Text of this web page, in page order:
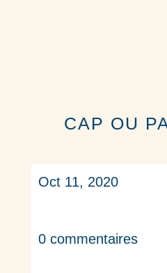
CAP OU
Oct 11, 2020
0 commentaires